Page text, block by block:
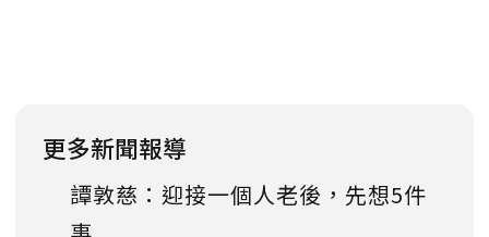
更多新聞報導
譚敦慈：迎接一個人老後，先想5件